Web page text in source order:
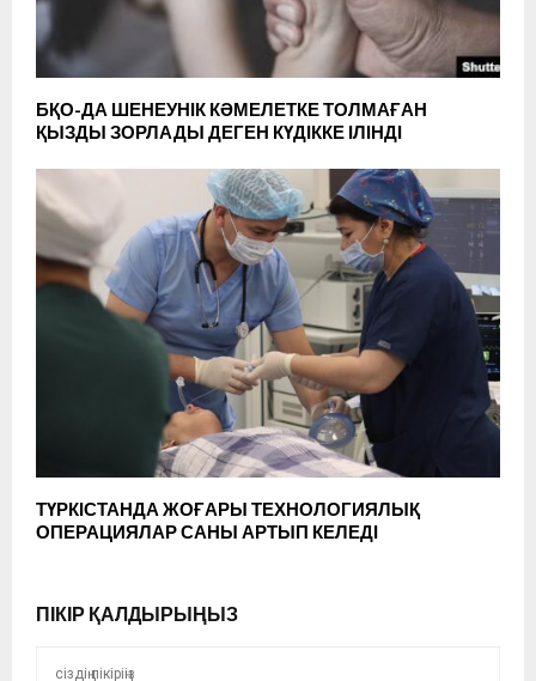
БҚО-ДА ШЕНЕУНІК КӘМЕЛЕТКЕ ТОЛМАҒАН
ҚЫЗДЫ ЗОРЛАДЫ ДЕГЕН КҮДІККЕ ІЛІНДІ
ТҮРКІСТАНДА ЖОҒАРЫ ТЕХНОЛОГИЯЛЫҚ
ОПЕРАЦИЯЛАР САНЫ АРТЫП КЕЛЕДІ
ПІКІР ҚАЛДЫРЫҢЫЗ